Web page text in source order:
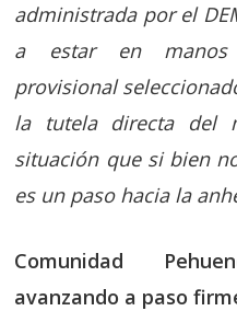
administrada por el
a estar en manos
provisional
la tutela directa del
situación que si bien
es un paso hacia la
Comunidad
avanzando a paso